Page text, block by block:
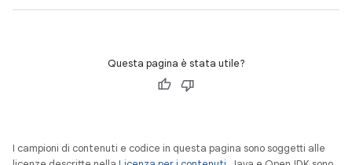
Questa pagina è stata utile?
I campioni di contenuti e codice in questa pagina sono soggetti alle